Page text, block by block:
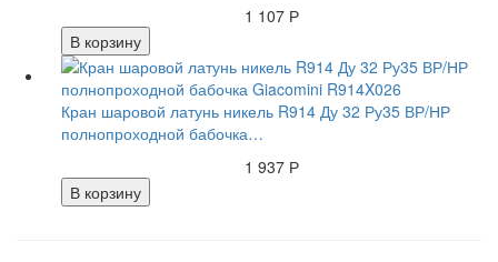
1 107 Р
В корзину
Кран шаровой латунь никель R914 Ду 32 Ру35 ВР/НР
полнопроходной бабочка…
1 937 Р
В корзину